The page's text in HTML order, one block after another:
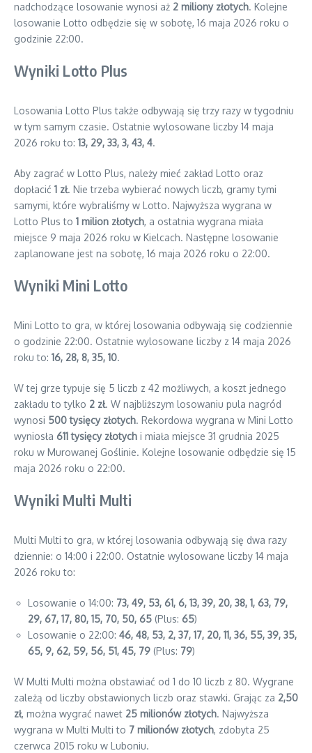
nadchodzące losowanie wynosi aż 2 miliony złotych. Kolejne
losowanie Lotto odbędzie się w sobotę, 16 maja 2026 roku o
godzinie 22:00.
Wyniki Lotto Plus
Losowania Lotto Plus także odbywają się trzy razy w tygodniu
w tym samym czasie. Ostatnie wylosowane liczby 14 maja
2026 roku to: 13, 29, 33, 3, 43, 4.
Aby zagrać w Lotto Plus, należy mieć zakład Lotto oraz
dopłacić 1 zł. Nie trzeba wybierać nowych liczb, gramy tymi
samymi, które wybraliśmy w Lotto. Najwyższa wygrana w
Lotto Plus to 1 milion złotych, a ostatnia wygrana miała
miejsce 9 maja 2026 roku w Kielcach. Następne losowanie
zaplanowane jest na sobotę, 16 maja 2026 roku o 22:00.
Wyniki Mini Lotto
Mini Lotto to gra, w której losowania odbywają się codziennie
o godzinie 22:00. Ostatnie wylosowane liczby z 14 maja 2026
roku to: 16, 28, 8, 35, 10.
W tej grze typuje się 5 liczb z 42 możliwych, a koszt jednego
zakładu to tylko 2 zł. W najbliższym losowaniu pula nagród
wynosi 500 tysięcy złotych. Rekordowa wygrana w Mini Lotto
wyniosła 611 tysięcy złotych i miała miejsce 31 grudnia 2025
roku w Murowanej Goślinie. Kolejne losowanie odbędzie się 15
maja 2026 roku o 22:00.
Wyniki Multi Multi
Multi Multi to gra, w której losowania odbywają się dwa razy
dziennie: o 14:00 i 22:00. Ostatnie wylosowane liczby 14 maja
2026 roku to:
Losowanie o 14:00: 73, 49, 53, 61, 6, 13, 39, 20, 38, 1, 63, 79,
29, 67, 17, 80, 15, 70, 50, 65 (Plus: 65)
Losowanie o 22:00: 46, 48, 53, 2, 37, 17, 20, 11, 36, 55, 39, 35,
65, 9, 62, 59, 56, 51, 45, 79 (Plus: 79)
W Multi Multi można obstawiać od 1 do 10 liczb z 80. Wygrane
zależą od liczby obstawionych liczb oraz stawki. Grając za 2,50
zł, można wygrać nawet 25 milionów złotych. Najwyższa
wygrana w Multi Multi to 7 milionów złotych, zdobyta 25
czerwca 2015 roku w Luboniu.